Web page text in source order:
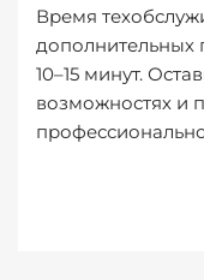
Время
дополнительных
10–15 минут.
возможностях и